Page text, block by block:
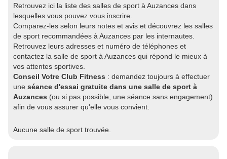
Retrouvez ici la liste des salles de sport à Auzances dans
lesquelles vous pouvez vous inscrire.
Comparez-les selon leurs notes et avis et découvrez les salles
de sport recommandées à Auzances par les internautes.
Retrouvez leurs adresses et numéro de téléphones et
contactez la salle de sport à Auzances qui répond le mieux à
vos attentes sportives.
Conseil Votre Club Fitness : demandez toujours à effectuer
une séance d'essai gratuite dans une salle de sport à
Auzances (ou si pas possible, une séance sans engagement)
afin de vous assurer qu'elle vous convient.
Aucune salle de sport trouvée.